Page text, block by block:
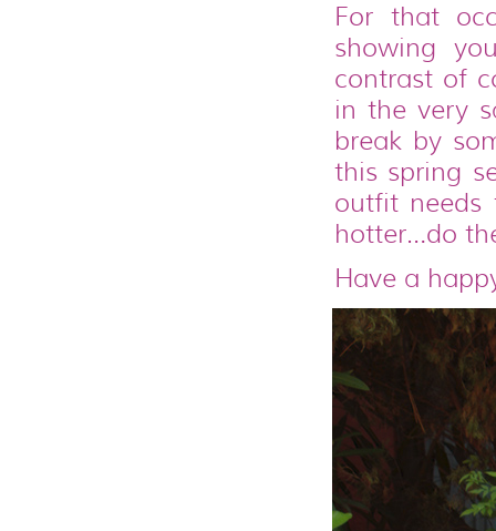
For that
showing
contrast of
in the very
break by
this spring
outfit
hotter…do
Have a